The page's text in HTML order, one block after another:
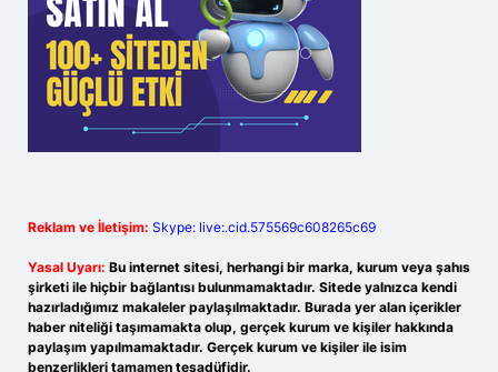
Reklam ve İletişim: Skype: live:.cid.575569c608265c69
Yasal Uyarı: Bu internet sitesi, herhangi bir marka, kurum veya şahıs
şirketi ile hiçbir bağlantısı bulunmamaktadır. Sitede yalnızca kendi
hazırladığımız makaleler paylaşılmaktadır. Burada yer alan içerikler
haber niteliği taşımamakta olup, gerçek kurum ve kişiler hakkında
paylaşım yapılmamaktadır. Gerçek kurum ve kişiler ile isim
benzerlikleri tamamen tesadüfidir.